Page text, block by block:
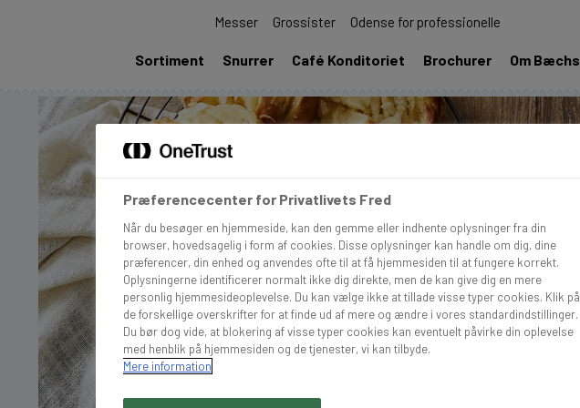
Messer Grossister Odense for professionelle
Sortiment Snurrer Café Konditoriet Brochurer Om Bæchs
Præferencecenter for Privatlivets Fred
Når du besøger en hjemmeside, kan den gemme eller indhente oplysninger fra din
browser, hovedsagelig i form af cookies. Disse oplysninger kan handle om dig, dine
præferencer, din enhed og anvendes ofte til at få hjemmesiden til at fungere korrekt.
Oplysningerne identificerer normalt ikke dig direkte, men de kan give dig en mere
personlig hjemmesideoplevelse. Du kan vælge ikke at tillade visse typer cookies. Klik på
de forskellige overskrifter for at finde ud af mere og ændre i vores standardindstillinger.
Du bør dog vide, at blokering af visse typer cookies kan eventuelt påvirke din oplevelse
med henblik på hjemmesiden og de tjenester, vi kan tilbyde.
Mere information